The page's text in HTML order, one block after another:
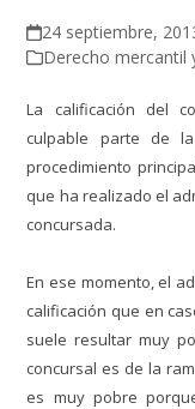
24 septiembre,
Derecho mercantil
La calificación del
culpable parte de
procedimiento
que ha realizado el
concursada.
En ese momento, el
calificación que en
suele resultar muy
concursal es de la
es muy pobre